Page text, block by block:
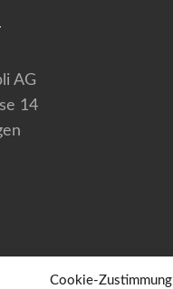
Cookie-Zustimmung
AG
14
44 728 80 40